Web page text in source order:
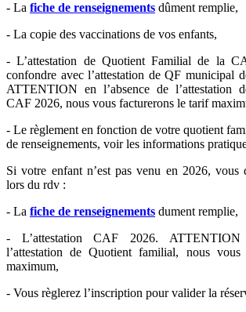
- La fiche de renseignements dûment remplie,
- La copie des vaccinations de vos enfants,
- L’attestation de Quotient Familial de la
confondre avec l’attestation de QF municipal
ATTENTION en l’absence de l’attestation
CAF 2026, nous vous facturerons le tarif
- Le règlement en fonction de votre quotient
de renseignements, voir les informations
Si votre enfant n’est pas venu en 2026, vous
lors du rdv :
- La fiche de renseignements dument remplie,
- L’attestation CAF 2026. ATTENTION
l’attestation de Quotient familial, nous
maximum,
- Vous règlerez l’inscription pour valider la